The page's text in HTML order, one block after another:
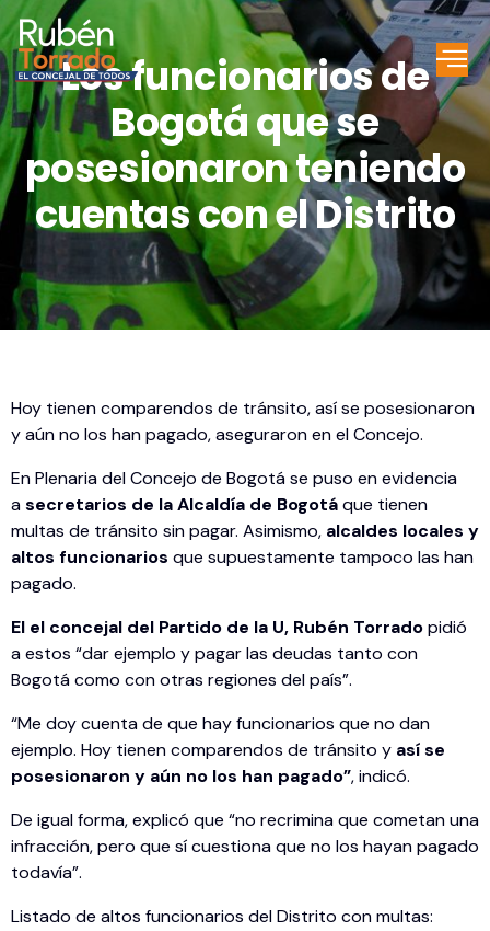
Los funcionarios de
Bogotá que se
posesionaron teniendo
cuentas con el Distrito
Hoy tienen comparendos de tránsito, así se posesionaron
y aún no los han pagado, aseguraron en el Concejo.
En Plenaria del Concejo de Bogotá se puso en evidencia
asecretarios de la Alcaldía de Bogotáque tienen
multas de tránsito sin pagar. Asimismo, alcaldes locales y
altos funcionarios que supuestamente tampoco las han
pagado.
El el concejal del Partido de la U, Rubén Torradopidió
a estos “dar ejemplo y pagar las deudas tanto con
Bogotá como con otras regiones del país”.
“Me doy cuenta de que hay funcionarios que no dan
ejemplo. Hoy tienen comparendos de tránsito y así se
posesionaron y aún no los han pagado”, indicó.
De igual forma, explicó que “no recrimina que cometan una
infracción, pero que sí cuestiona que no los hayan pagado
todavía”.
Listado de altos funcionarios del Distrito con multas: